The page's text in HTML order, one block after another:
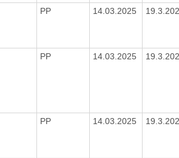
PP 14.03.2025
PP 14.03.2025
PP 14.03.2025